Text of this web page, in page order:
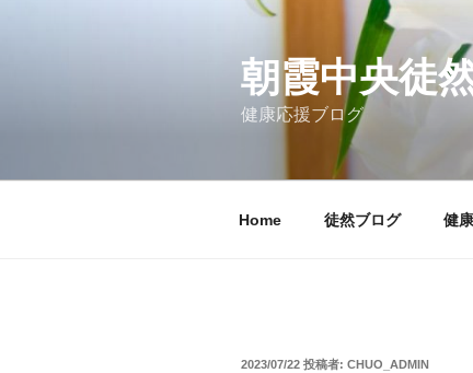
朝霞中央徒
健康応援ブログ
Home 徒然ブログ 健
投
2023/07/22 投稿者: CHUO_ADMIN